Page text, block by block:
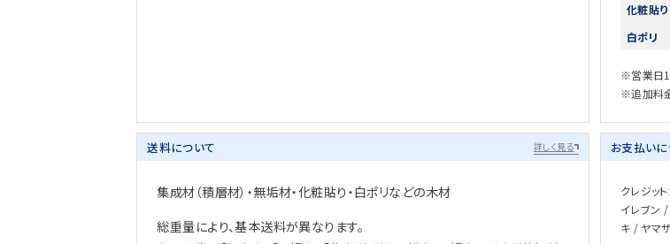
化粧貼り
白ポリ
※営業日
※追加料
送料について 詳しく見る
集成材（積層材）・無垢材・化粧貼り・白ポリなどの木材
総重量により、基本送料が異なります。
お支払いに
クレジッ
イレブン
キ / ヤマ